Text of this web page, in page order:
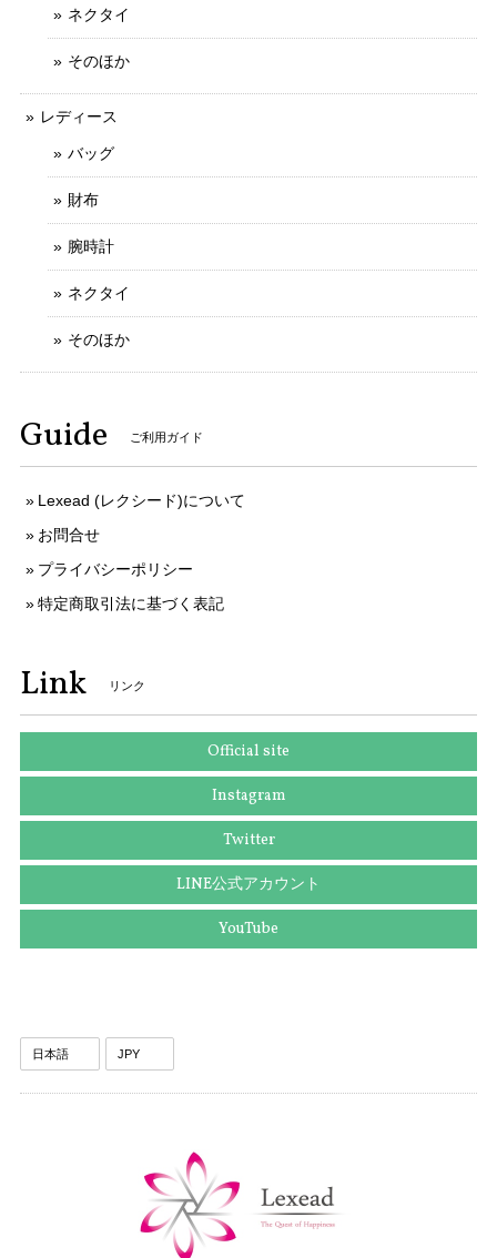
ご丁寧なお取引をしていただきましてありがと
うございます。 とても信頼できるお客様で、安
心してお取引ができました。 お力になれること
もなにとぞよろしくお願いいたします。
送料無料 シチズン 腕時計 レディース エクシード 4422-E42797 ゴールド オーバル型 12Pダイヤ ヴィンテージ ロゴ 小さめ ブランド X379
写真と説明文通りの綺麗なお品でした 予備コマでのバンドサ
イズ調整にも応じていただき、ありがとうございます
存じます。 お客様のお言葉がとても励みになり
ます。 ご丁寧なお取引をしていただきましてあ
りがとうございます。 今後ともなにとぞよろし
くお願いいたします。
送料無料 ディオール ネクタイ ワイドタイ シルク 黄色 イエロー グレー 紫色 ビジネス カジュアル ブランド 鍵 植物 フランス製 綺麗 N516
2025/09/03
2025/08/28
ネクタイ
そのほか
レディース
バッグ
財布
腕時計
ネクタイ
そのほか
Guide ご利用ガイド
Lexead (レクシード)について
お問合せ
プライバシーポリシー
特定商取引法に基づく表記
Link リンク
Official site
Instagram
Twitter
LINE公式アカウント
YouTube